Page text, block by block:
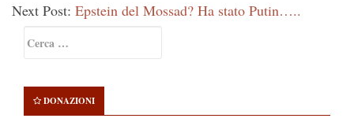
Next Post: Epstein del Mossad? Ha stato Putin…..
Sidebar
per:
DONAZIONI